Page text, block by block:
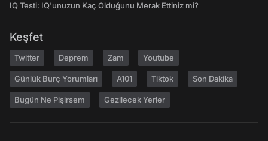
IQ Testi: IQ'unuzun Kaç Olduğunu Merak Ettiniz mi?
Keşfet
Twitter Deprem Zam Youtube
Günlük Burç Yorumları A101 Tiktok Son Dakika
Bugün Ne Pişirsem Gezilecek Yerler